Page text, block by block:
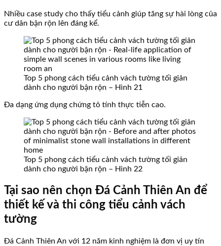
Nhiều case study cho thấy tiểu cảnh giúp tăng sự hài lòng của
cư dân bận rộn lên đáng kể.
Top 5 phong cách tiểu cảnh vách tường tối giản
dành cho người bận rộn – Hình 21
Đa dạng ứng dụng chứng tỏ tính thực tiễn cao.
Top 5 phong cách tiểu cảnh vách tường tối giản
dành cho người bận rộn – Hình 22
Tại sao nên chọn Đá Cảnh Thiên An để
thiết kế và thi công tiểu cảnh vách
tường
Đá Cảnh Thiên An với 12 năm kinh nghiệm là đơn vị uy tín